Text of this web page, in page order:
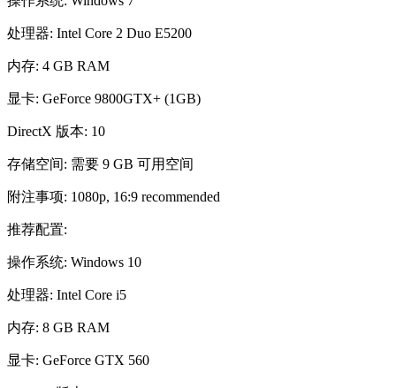
处理器: Intel Core 2 Duo E5200
内存: 4 GB RAM
显卡: GeForce 9800GTX+ (1GB)
DirectX 版本: 10
存储空间: 需要 9 GB 可用空间
附注事项: 1080p, 16:9 recommended
推荐配置:
操作系统: Windows 10
处理器: Intel Core i5
内存: 8 GB RAM
显卡: GeForce GTX 560